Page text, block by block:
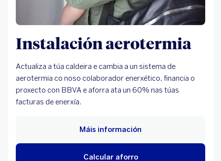
Instalación aerotermia
Actualiza a túa caldeira e cambia a un sistema de
aerotermia co noso colaborador enerxético, financia o
proxecto con BBVA e aforra ata un 60% nas túas
facturas de enerxía.
Calcular aforro
Máis información